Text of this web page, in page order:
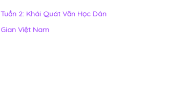
Tuần 2: Khái Quát Văn Học Dân
Gian Việt Nam